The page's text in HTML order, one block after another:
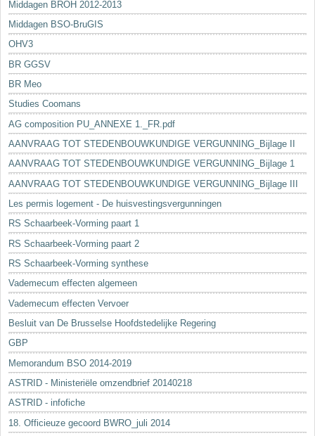
Middagen BROH 2012-2013
Middagen BSO-BruGIS
OHV3
BR GGSV
BR Meo
Studies Coomans
AG composition PU_ANNEXE 1._FR.pdf
AANVRAAG TOT STEDENBOUWKUNDIGE VERGUNNING_Bijlage II
AANVRAAG TOT STEDENBOUWKUNDIGE VERGUNNING_Bijlage 1
AANVRAAG TOT STEDENBOUWKUNDIGE VERGUNNING_Bijlage III
Les permis logement - De huisvestingsvergunningen
RS Schaarbeek-Vorming paart 1
RS Schaarbeek-Vorming paart 2
RS Schaarbeek-Vorming synthese
Vademecum effecten algemeen
Vademecum effecten Vervoer
Besluit van De Brusselse Hoofdstedelijke Regering
GBP
Memorandum BSO 2014-2019
ASTRID - Ministeriële omzendbrief 20140218
ASTRID - infofiche
18. Officieuze gecoord BWRO_juli 2014